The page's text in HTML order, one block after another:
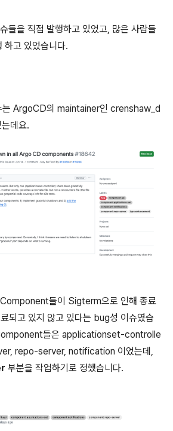
들을 직접 발행하고 있었고, 많은 사람들
하고 있었습니다.
는 ArgoCD의 maintainer인 crenshaw_d
데요.
들이 Sigterm으로 인해 종료
되고 있지 않고 있다는 bug성 이슈였습
들은 applicationset-controlle
repo-server, notification 이었는데,
부분을 작업하기로 정했습니다.